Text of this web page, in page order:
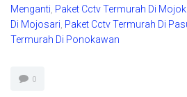
Menganti Paket Cctv Termurah Di
Di Mojosari Paket Cctv Termurah Di
Termurah Di Ponokawan
0